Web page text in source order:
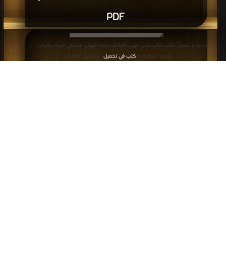
PDF
قراءة و تحميل كتاب كتاب كتب طبيب العائلة جراحة التهاب مفصلي الورك والركبة PDF
مجانا | مكتبة >كتب في تحميل| التحميل : مرة/مرات